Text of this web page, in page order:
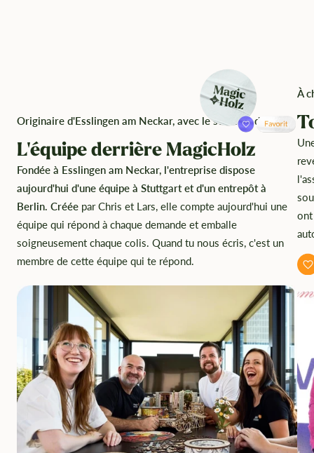
Originaire d'Esslingen am Neckar, avec le souci du détail
L'équipe derrière MagicHolz
Fondée à Esslingen am Neckar, l'entreprise dispose
aujourd'hui d'une équipe à Stuttgart et d'un entrepôt à
Berlin. Créée par Chris et Lars, elle compte aujourd'hui une
équipe qui répond à chaque demande et emballe
soigneusement chaque colis. Quand tu nous écris, c'est un
membre de cette équipe qui te répond.
À
ont